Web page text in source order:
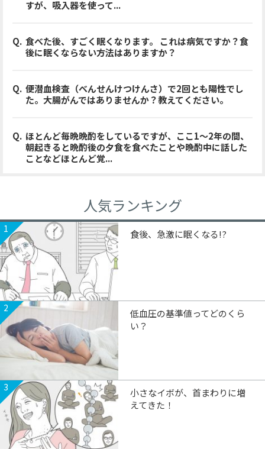
すが、吸入器を使って...
食べた後、すごく眠くなります。 これは病気ですか？食
後に眠くならない方法はありますか？
便潜血検査（べんせんけつけんさ）で2回とも陽性でし
た。大腸がんではありませんか？教えてください。
ほとんど毎晩晩酌をしているですが、ここ1〜2年の間、
朝起きると晩酌後の夕食を食べたことや晩酌中に話した
ことなどほとんど覚...
人気ランキング
食後、急激に眠くなる!?
1
低血圧の基準値ってどのくら
い？
2
小さなイボが、首まわりに増
えてきた！
3